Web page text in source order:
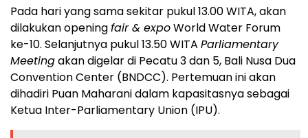
Pada hari yang sama sekitar pukul 13.00 WITA, akan
dilakukan openingfair & expoWorld Water Forum
ke-10. Selanjutnya pukul 13.50 WITA Parliamentary
Meetingakan digelar di Pecatu 3 dan 5, Bali Nusa Dua
Convention Center (BNDCC). Pertemuan ini akan
dihadiri Puan Maharani dalam kapasitasnya sebagai
Ketua Inter-Parliamentary Union (IPU).